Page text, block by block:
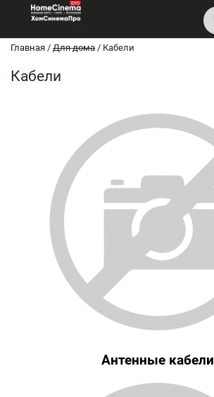
Главная / Для дома / Кабели
Кабели
Антенные кабели